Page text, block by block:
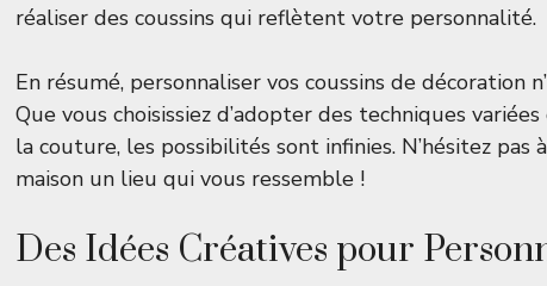
réaliser des coussins qui reflètent votre personnalité.
En résumé, personnaliser vos coussins de décoration
Que vous choisissiez d’adopter des techniques
la couture, les possibilités sont infinies. N’hésitez
maison un lieu qui vous ressemble !
Des Idées Créatives pour